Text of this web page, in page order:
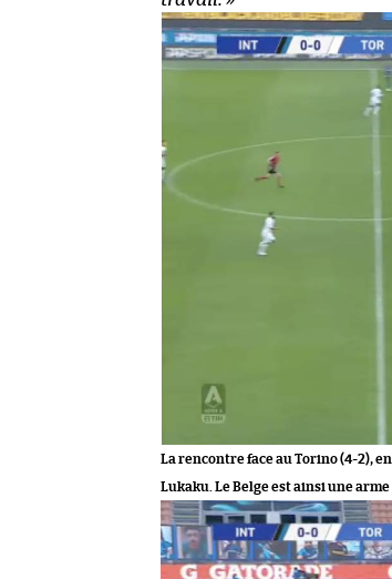
La rencontre face au Torino (4-2),
Lukaku. Le Belge est ainsi une